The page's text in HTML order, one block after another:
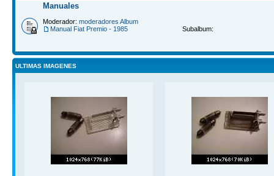
Manuales
Moderador: moderadores Album
Subalbum:
Manual Fiat Premio - 1985
ULTIMAS IMAGENES